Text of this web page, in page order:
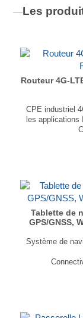
Les
Routeur 4G-
CPE industriel
les applications
...
Tablette de
GPS/GNSS,
Système de